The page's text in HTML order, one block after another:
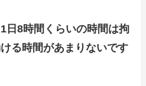
日8時間くらいの時間は拘
る時間があまりないです